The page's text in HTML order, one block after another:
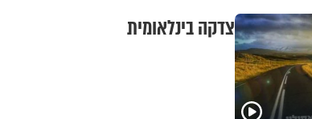
צדקה בינלאומית